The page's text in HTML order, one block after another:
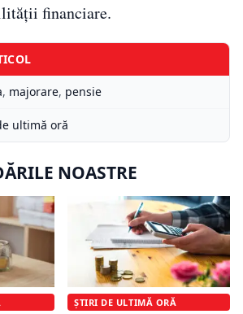
financiare.
, majorare, pensie
ultimă oră
NOASTRE
ȘTIRI DE ULTIMĂ ORĂ